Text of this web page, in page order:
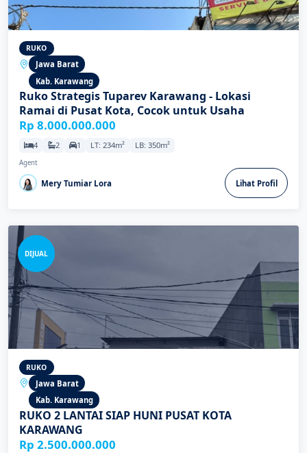
RUKO
Jawa Barat
Kab. Karawang
Ruko Strategis Tuparev Karawang - Lokasi
Ramai di Pusat Kota, Cocok untuk Usaha
Rp 8.000.000.000
4 2 1 LT: 234m² LB: 350m²
Agent
Mery Tumiar Lora Lihat Profil
DIJUAL
RUKO
Jawa Barat
Kab. Karawang
RUKO 2 LANTAI SIAP HUNI PUSAT KOTA
KARAWANG
Rp 2.500.000.000